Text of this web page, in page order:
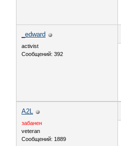
_edward
activist
Сообщений: 392
A2L
забанен
veteran
Сообщений: 1889